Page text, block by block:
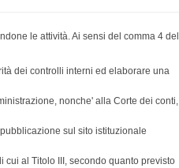
le attività. Ai sensi del comma 4 del
dei controlli interni ed elaborare una
nonche' alla Corte dei conti,
sul sito istituzionale
al Titolo III, secondo quanto previsto